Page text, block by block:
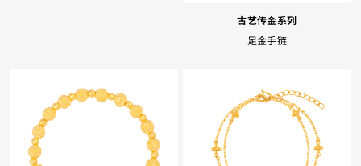
古艺传金系列
足金手链